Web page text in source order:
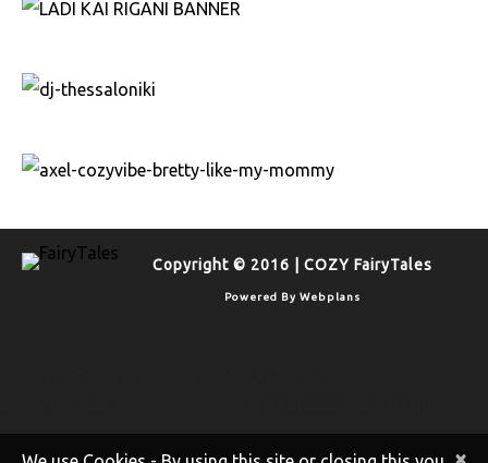
Copyright © 2016 | COZY FairyTales
Powered By Webplans
[timestamp]&rtu=-1 http://bs.serving-